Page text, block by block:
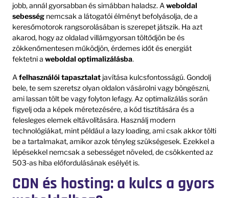
jobb, annál gyorsabban és simábban haladsz. Aweboldal
sebesség nemcsak a látogatói élményt befolyásolja, de a
keresőmotorok rangsorolásában is szerepet játszik. Ha azt
akarod, hogy az oldalad villámgyorsan töltődjön be és
zökkenőmentesen működjön, érdemes időt és energiát
fektetni a weboldal optimalizálásba.
Afelhasználói tapasztalat javítása kulcsfontosságú. Gondolj
bele, te sem szeretsz olyan oldalon vásárolni vagy böngészni,
ami lassan tölt be vagy folyton lefagy. Az optimalizálás során
figyelj oda a képek méretezésére, a kód tisztítására és a
felesleges elemek eltávolítására. Használj modern
technológiákat, mint például a lazy loading, ami csak akkor tölti
be a tartalmakat, amikor azok tényleg szükségesek. Ezekkel a
lépésekkel nemcsak a sebességet növeled, de csökkented az
503-as hiba előfordulásának esélyét is.
CDN és hosting: a kulcs a gyors